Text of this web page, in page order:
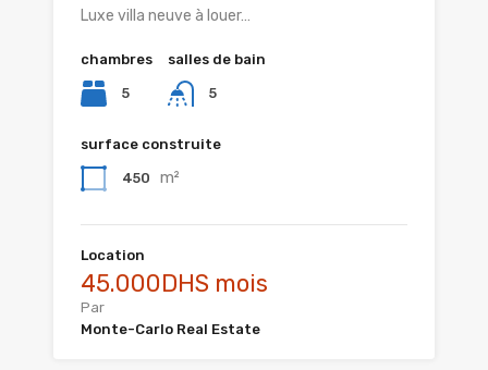
Luxe villa neuve à louer…
chambres
5
salles de bain
5
surface construite
450 m²
Location
45.000DHS mois
Par
Monte-Carlo Real Estate